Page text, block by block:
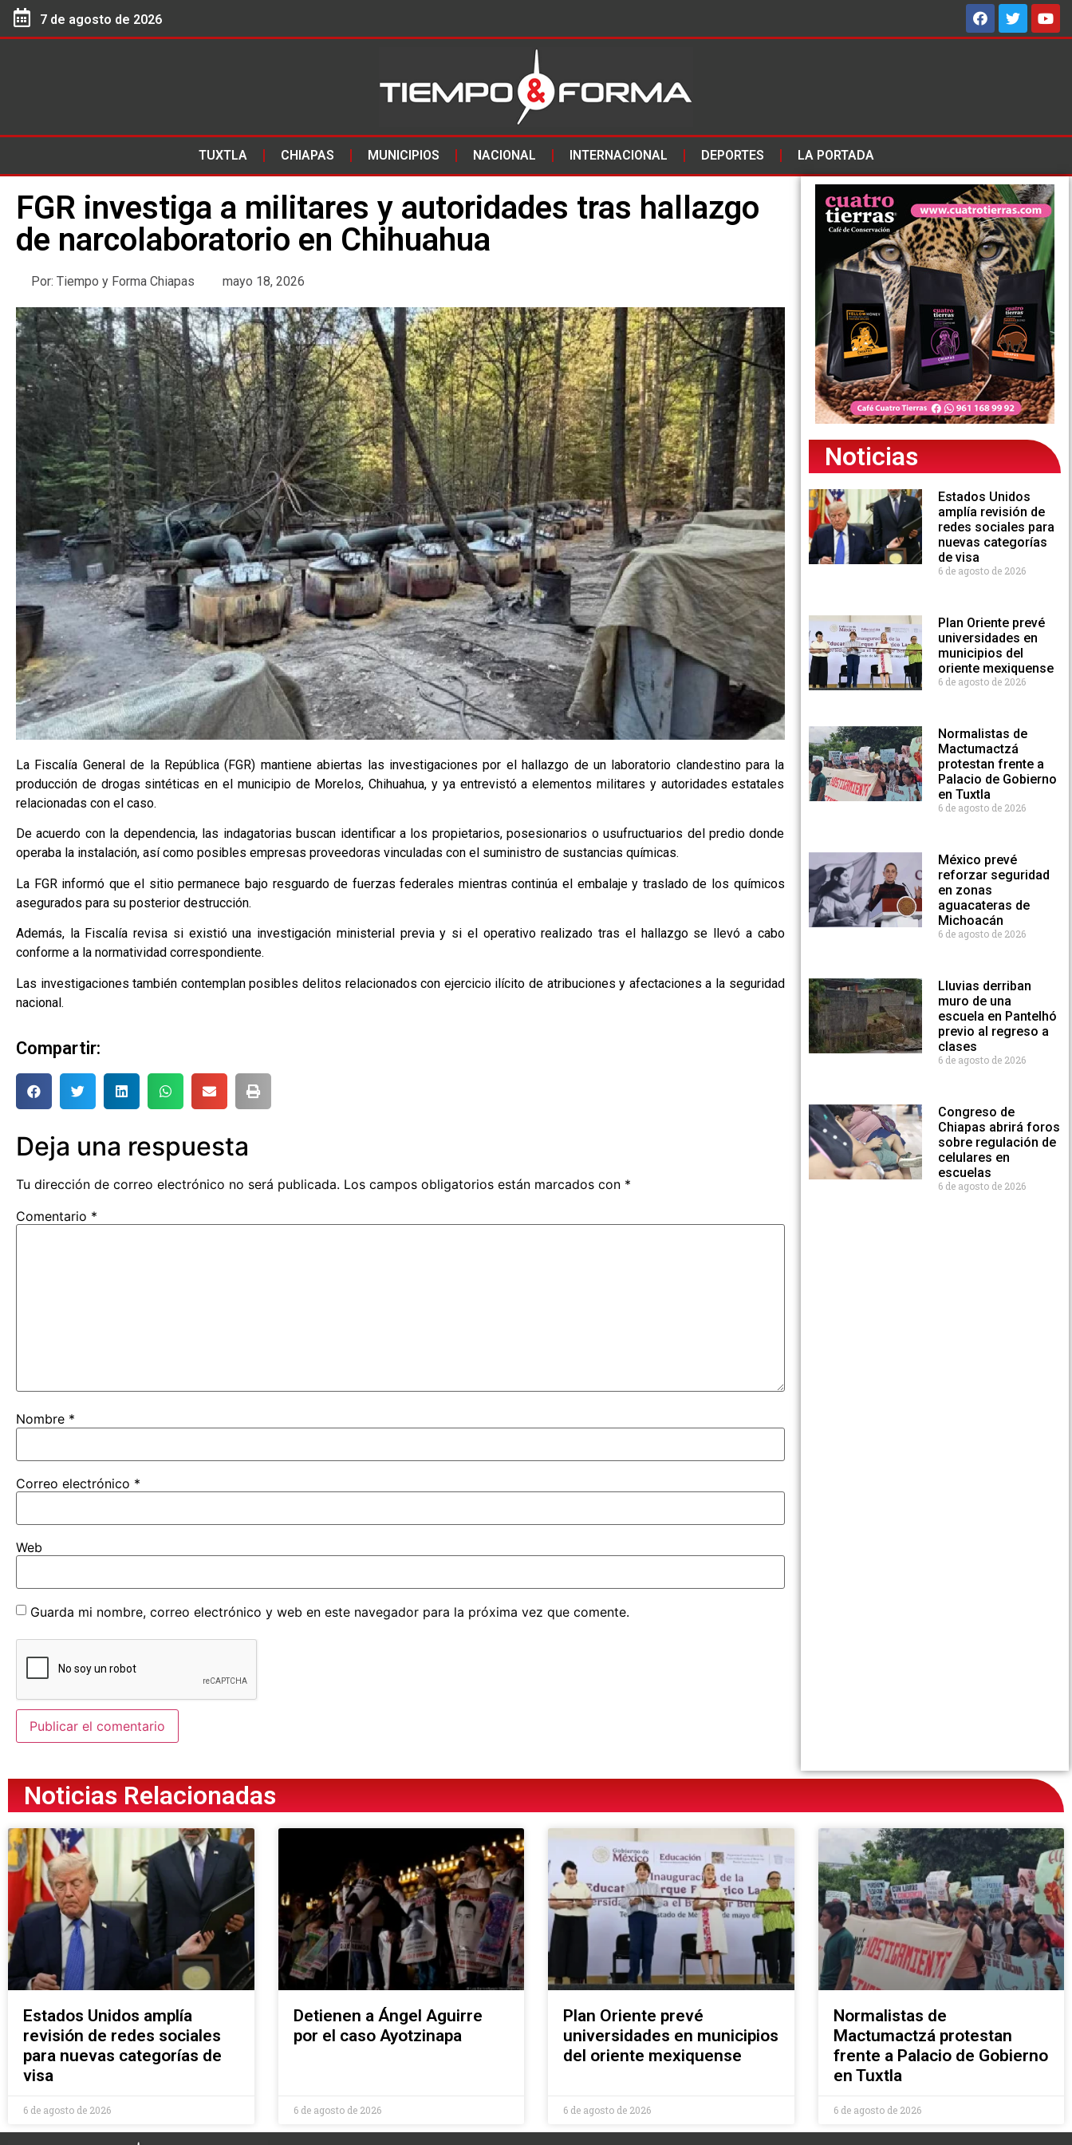
7 de agosto de 2026
TUXTLA CHIAPAS MUNICIPIOS NACIONAL INTERNACIONAL DEPORTES LA PORTADA
FGR investiga a militares y autoridades tras hallazgo
de narcolaboratorio en Chihuahua
Por: Tiempo y Forma Chiapas mayo 18, 2026
La Fiscalía General de la República (FGR) mantiene abiertas las investigaciones por el hallazgo de un laboratorio clandestino para la
producción de drogas sintéticas en el municipio de Morelos, Chihuahua, y ya entrevistó a elementos militares y autoridades estatales
relacionadas con el caso.
De acuerdo con la dependencia, las indagatorias buscan identificar a los propietarios, posesionarios o usufructuarios del predio donde
operaba la instalación, así como posibles empresas proveedoras vinculadas con el suministro de sustancias químicas.
La FGR informó que el sitio permanece bajo resguardo de fuerzas federales mientras continúa el embalaje y traslado de los químicos
asegurados para su posterior destrucción.
Además, la Fiscalía revisa si existió una investigación ministerial previa y si el operativo realizado tras el hallazgo se llevó a cabo
conforme a la normatividad correspondiente.
Las investigaciones también contemplan posibles delitos relacionados con ejercicio ilícito de atribuciones y afectaciones a la seguridad
nacional.
Compartir:
Deja una respuesta
Tu dirección de correo electrónico no será publicada. Los campos obligatorios están marcados con *
Comentario *
Nombre *
Correo electrónico *
Web
Guarda mi nombre, correo electrónico y web en este navegador para la próxima vez que comente.
Noticias
Estados Unidos
amplía revisión de
redes sociales para
nuevas categorías
de visa
6 de agosto de 2026
Plan Oriente prevé
universidades en
municipios del
oriente mexiquense
6 de agosto de 2026
Normalistas de
Mactumactzá
protestan frente a
Palacio de Gobierno
en Tuxtla
6 de agosto de 2026
México prevé
reforzar seguridad
en zonas
aguacateras de
Michoacán
6 de agosto de 2026
Lluvias derriban
muro de una
escuela en Pantelhó
previo al regreso a
clases
6 de agosto de 2026
Congreso de
Chiapas abrirá foros
sobre regulación de
celulares en
escuelas
6 de agosto de 2026
Noticias Relacionadas
Estados Unidos amplía
revisión de redes sociales
para nuevas categorías de
visa
6 de agosto de 2026
Detienen a Ángel Aguirre
por el caso Ayotzinapa
6 de agosto de 2026
Plan Oriente prevé
universidades en municipios
del oriente mexiquense
6 de agosto de 2026
Normalistas de
Mactumactzá protestan
frente a Palacio de Gobierno
en Tuxtla
6 de agosto de 2026